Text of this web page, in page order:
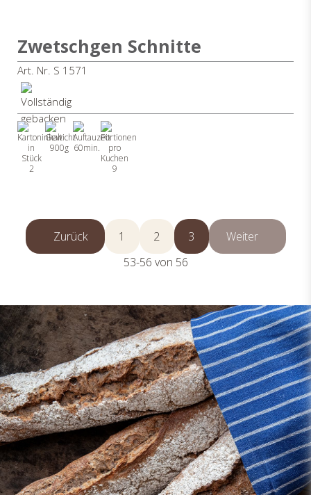
Zwetschgen Schnitte
Art. Nr. S 1571
2
900g 60min.
9
Zurück 1 2 3
Weiter
53-56 von 56